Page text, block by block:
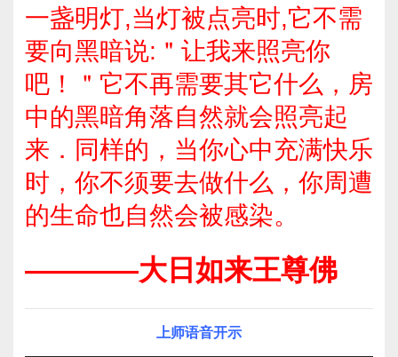
一盏明灯,当灯被点亮时,它不需
要向黑暗说:＂让我来照亮你
吧！＂它不再需要其它什么，房
中的黑暗角落自然就会照亮起
来．同样的，当你心中充满快乐
时，你不须要去做什么，你周遭
的生命也自然会被感染。
————大日如来王尊佛
上师语音开示